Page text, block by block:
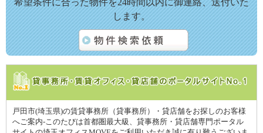
します。
戸田市(埼玉県)の賃貸事務所（貸事務所）・貸店舗をお探しのお客様
へご案内-このたびは首都圏最大級、貸事務所・貸店舗専門ポータル